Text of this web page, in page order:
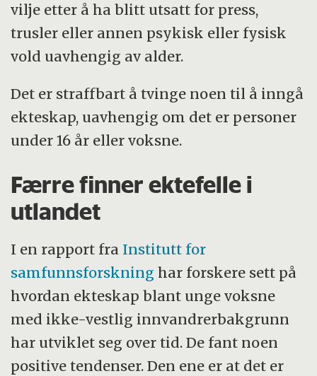
vilje etter å ha blitt utsatt for press,
trusler eller annen psykisk eller fysisk
vold uavhengig av alder.
Det er straffbart å tvinge noen til å inngå
ekteskap, uavhengig om det er personer
under 16 år eller voksne.
Færre finner ektefelle i
utlandet
I en rapport fra Institutt for
samfunnsforskning har forskere sett på
hvordan ekteskap blant unge voksne
med ikke-vestlig innvandrerbakgrunn
har utviklet seg over tid. De fant noen
positive tendenser. Den ene er at det er